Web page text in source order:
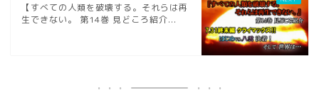
【すべての人類を破壊する。それらは再
生できない。 第14巻 見どころ紹介...